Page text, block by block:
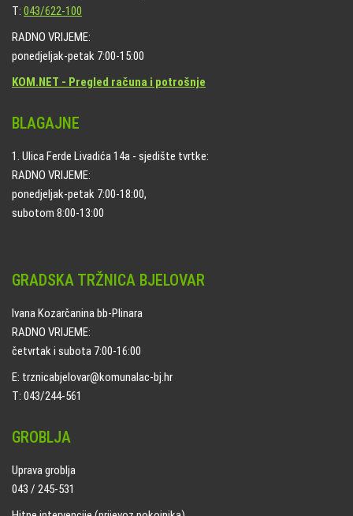
T: 043/622-100
RADNO VRIJEME:
ponedjeljak-petak 7:00-15:00
KOM.NET - Pregled računa i potrošnje
BLAGAJNE
1. Ulica Ferde Livadića 14a - sjedište tvrtke:
RADNO VRIJEME:
ponedjeljak-petak 7:00-18:00,
subotom 8:00-13:00
GRADSKA TRŽNICA BJELOVAR
Ivana Kozarčanina bb-Plinara
RADNO VRIJEME:
četvrtak i subota 7:00-16:00
E: trznicabjelovar@komunalac-bj.hr
T: 043/244-561
GROBLJA
Uprava groblja
043 / 245-531